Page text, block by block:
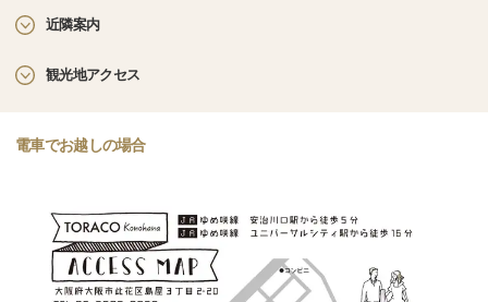
近隣案内
観光地アクセス
電車でお越しの場合